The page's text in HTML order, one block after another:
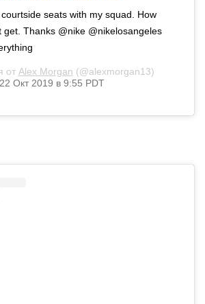
seats with my squad. How
get. Thanks @nike @nikelosangeles
от Alex Morgan (@alexmorgan13)
22 Окт 2019 в 9:55 PDT